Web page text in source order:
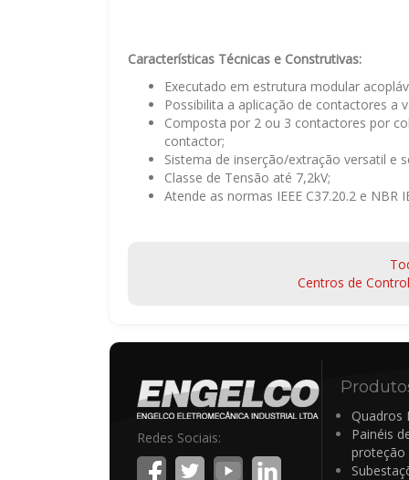
Características Técnicas e Construtivas:
Executado em estrutura modular
Possibilita a aplicação de contactores a
Composta por 2 ou 3 contactores por
contactor;
Sistema de inserção/extração versatil e
Classe de Tensão até 7,2kV;
Atende as normas IEEE C37.20.2 e NBR
Centros de
Redes Sociais:
Quadros
Painéis
proteção